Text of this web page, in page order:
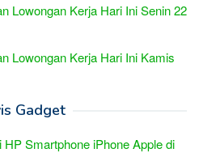
Lowongan Kerja Hari Ini Senin 22
Lowongan Kerja Hari Ini Kamis
Gadget
Smartphone iPhone Apple di